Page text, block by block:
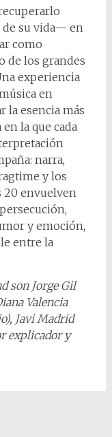
su vida— en
como
de los grandes
experiencia
en
la esencia más
la que cada
narra,
y los
20 envuelven
y emoción,
entre la
son Jorge Gil
Valencia
Javi Madrid
explicador y